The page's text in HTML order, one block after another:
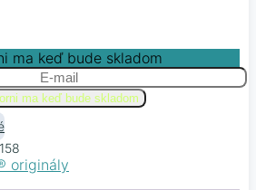
ma keď bude skladom
originály